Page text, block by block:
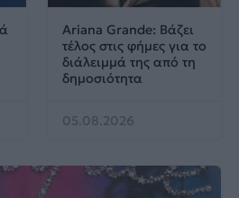
Ariana Grande: Βάζει
τέλος στις φήμες για το
διάλειμμά της από τη
δημοσιότητα
05.08.2026